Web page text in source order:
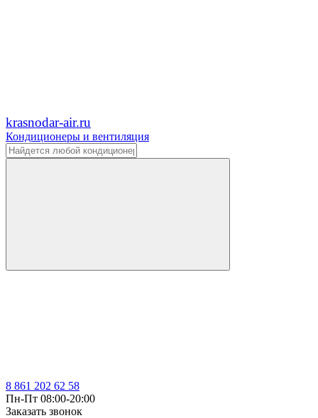
krasnodar-air.ru
Кондиционеры и вентиляция
8 861 202 62 58
Пн-Пт 08:00-20:00
Заказать звонок